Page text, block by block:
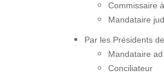
Commissaire
Mandataire
Par les Présidents
Mandataire
Conciliateur